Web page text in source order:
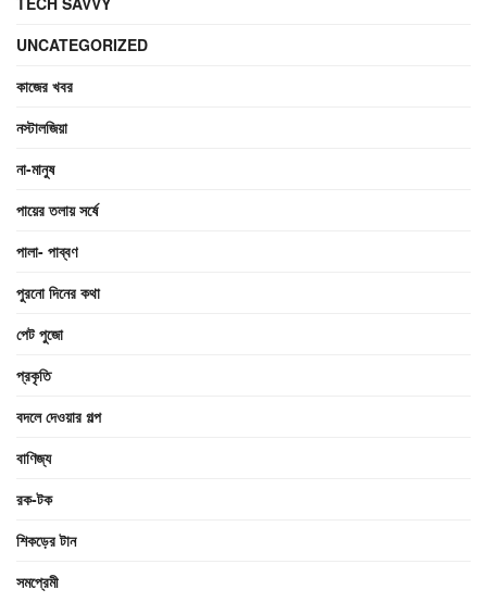
UNCATEGORIZED
কাজের খবর
নস্টালজিয়া
না-মানুষ
পায়ের তলায় সর্ষে
পালা- পাব্বণ
পুরনো দিনের কথা
পেট পুজো
প্রকৃতি
বদলে দেওয়ার গল্প
বাণিজ্য
রক-টক
শিকড়ের টান
সমপ্রেমী